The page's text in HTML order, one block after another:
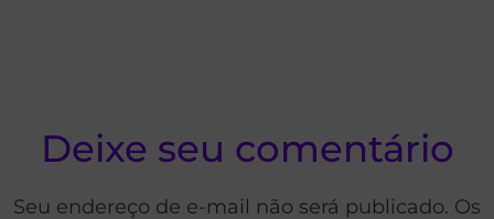
Deixe seu comentário
Seu endereço de e-mail não será publicado. Os